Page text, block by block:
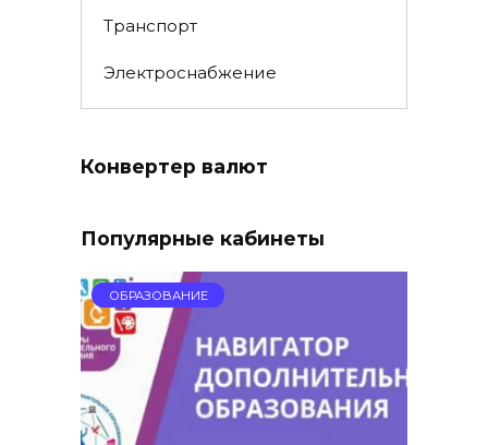
Транспорт
Электроснабжение
Конвертер валют
Популярные кабинеты
ОБРАЗОВАНИЕ